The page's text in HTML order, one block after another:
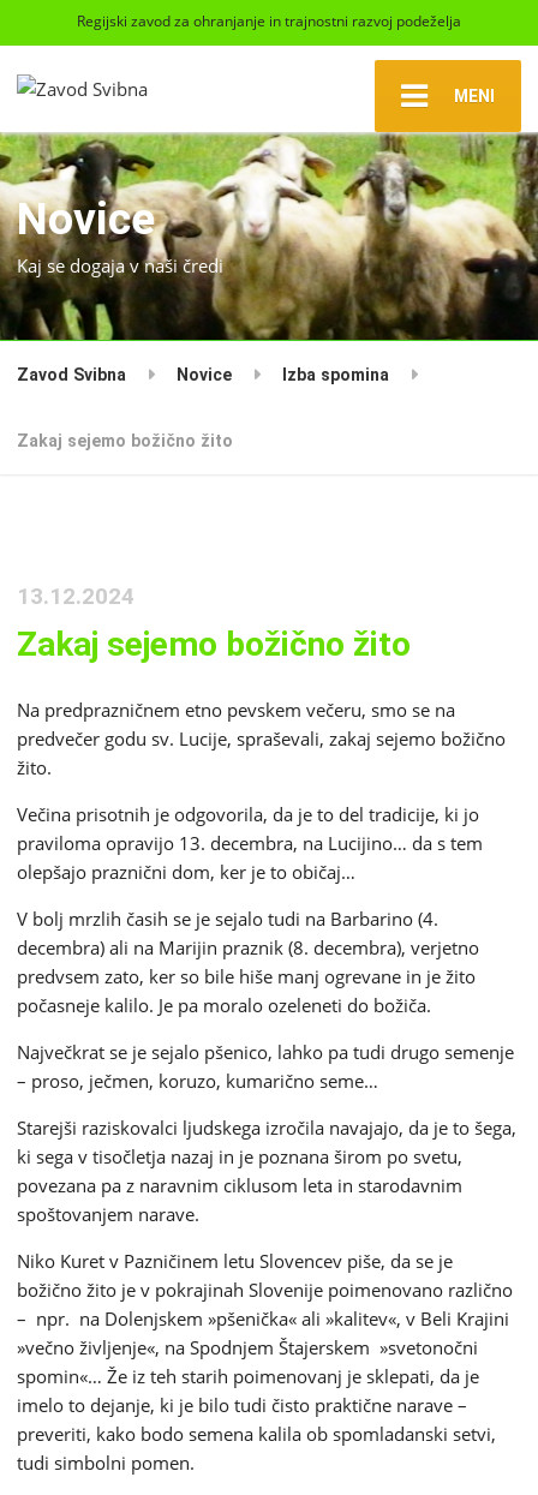
Regijski zavod za ohranjanje in trajnostni razvoj podeželja
MENI
Novice
Kaj se dogaja v naši čredi
Zavod Svibna Novice Izba spomina
Zakaj sejemo božično žito
13.12.2024
Zakaj sejemo božično žito
Na predprazničnem etno pevskem večeru, smo se na
predvečer godu sv. Lucije, spraševali, zakaj sejemo božično
žito.
Večina prisotnih je odgovorila, da je to del tradicije, ki jo
praviloma opravijo 13. decembra, na Lucijino… da s tem
olepšajo praznični dom, ker je to običaj…
V bolj mrzlih časih se je sejalo tudi na Barbarino (4.
decembra) ali na Marijin praznik (8. decembra), verjetno
predvsem zato, ker so bile hiše manj ogrevane in je žito
počasneje kalilo. Je pa moralo ozeleneti do božiča.
Največkrat se je sejalo pšenico, lahko pa tudi drugo semenje
– proso, ječmen, koruzo, kumarično seme…
Starejši raziskovalci ljudskega izročila navajajo, da je to šega,
ki sega v tisočletja nazaj in je poznana širom po svetu,
povezana pa z naravnim ciklusom leta in starodavnim
spoštovanjem narave.
Niko Kuret v Pazničinem letu Slovencev piše, da se je
božično žito je v pokrajinah Slovenije poimenovano različno
– npr. na Dolenjskem »pšenička« ali »kalitev«, v Beli Krajini
»večno življenje«, na Spodnjem Štajerskem »svetonočni
spomin«… Že iz teh starih poimenovanj je sklepati, da je
imelo to dejanje, ki je bilo tudi čisto praktične narave –
preveriti, kako bodo semena kalila ob spomladanski setvi,
tudi simbolni pomen.